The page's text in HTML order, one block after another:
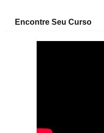
Encontre Seu Curso